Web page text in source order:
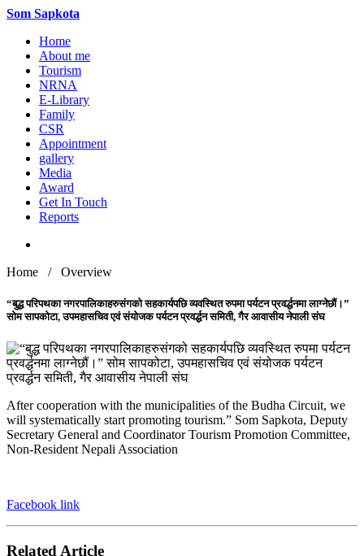
Som Sapkota
Home
About me
Tourism
NRNA
E-Library
Family
CSR
Appointment
gallery
Media
Award
Get In Touch
Reports
Home / Overview
“बुद्ध परिपथका नगरपालिकाहरुसंगको सहकार्यपछि व्यवस्थित रुपमा पर्यटन प्रवर्द्धनमा लाग्नेछौं।”
सोम सापकोटा, उपमहासचिव एवं संयोजक पर्यटन प्रवर्द्धन समिती, गैर आवासीय नेपाली संघ
After cooperation with the municipalities of the Budha Circuit, we
will systematically start promoting tourism.” Som Sapkota, Deputy
Secretary General and Coordinator Tourism Promotion Committee,
Non-Resident Nepali Association
Facebook link
Related Article